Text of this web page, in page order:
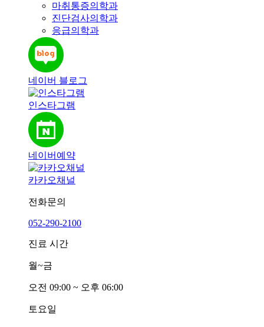
마취통증의학과
진단검사의학과
응급의학과
네이버 블로그
인스타그램
네이버예약
카카오채널
전화문의
052-290-2100
진료 시간
월~금
오전 09:00 ~ 오후 06:00
토요일